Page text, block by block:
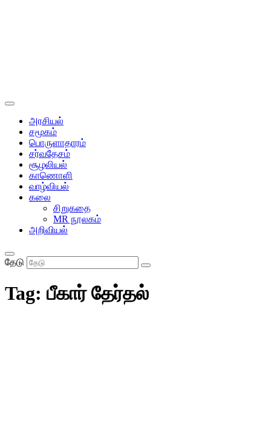
அரசியல்
சமூகம்
பொருளாதாரம்
சர்வதேசம்
சூழலியல்
காணொளி
வாழ்வியல்
கலை
சிறுகதை
MR நூலகம்
அறிவியல்
தேடு
Tag: பீகார் தேர்தல்